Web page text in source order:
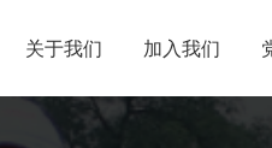
关于我们 加入我们